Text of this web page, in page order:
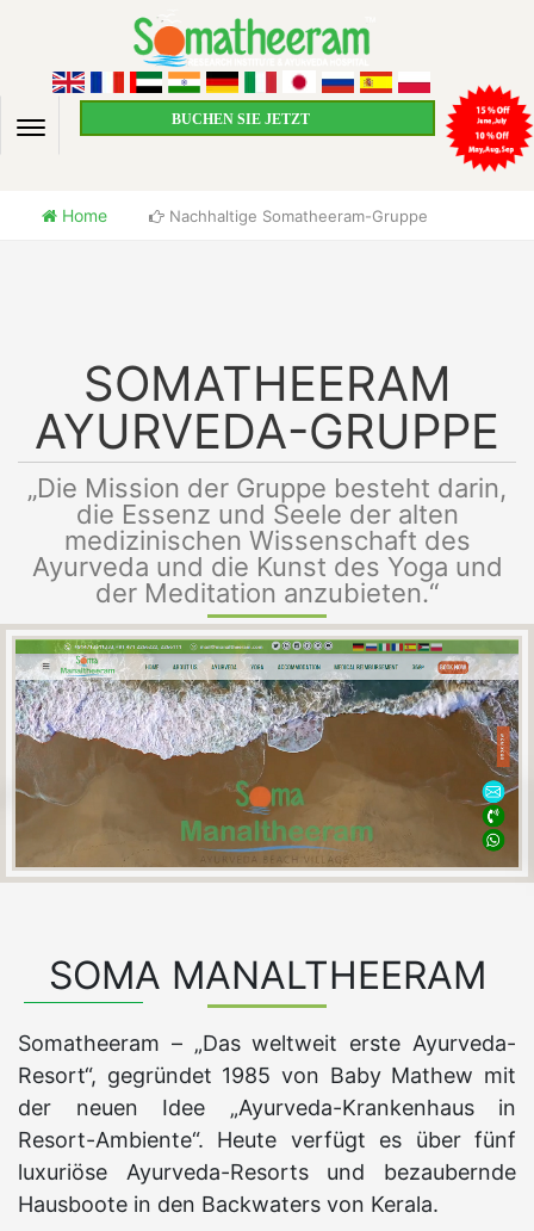
BUCHEN SIE JETZT
Home Nachhaltige Somatheeram-Gruppe
SOMATHEERAM
AYURVEDA-GRUPPE
„Die Mission der Gruppe besteht darin,
die Essenz und Seele der alten
medizinischen Wissenschaft des
Ayurveda und die Kunst des Yoga und
der Meditation anzubieten.“
SOMA MANALTHEERAM
Somatheeram – „Das weltweit erste Ayurveda-
Resort“, gegründet 1985 von Baby Mathew mit
der neuen Idee „Ayurveda-Krankenhaus in
Resort-Ambiente“. Heute verfügt es über fünf
luxuriöse Ayurveda-Resorts und bezaubernde
Hausboote in den Backwaters von Kerala.